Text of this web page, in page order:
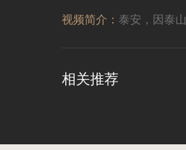
视频简介： 泰安，因泰
相关推荐